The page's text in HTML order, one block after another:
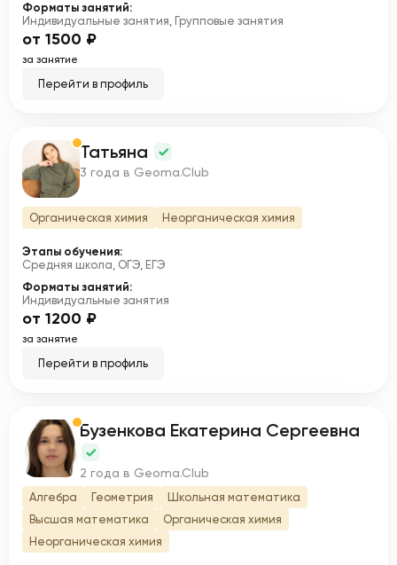
Форматы занятий:
Индивидуальные занятия, Групповые занятия
от 1500 ₽
за занятие
Перейти в профиль
Т Татьяна
3 года в Geoma.Club
Органическая химия Неорганическая химия
Этапы обучения:
Средняя школа, ОГЭ, ЕГЭ
Форматы занятий:
Индивидуальные занятия
от 1200 ₽
за занятие
Перейти в профиль
Б Бузенкова Екатерина Сергеевна
2 года в Geoma.Club
Алгебра Геометрия
Школьная математика
Высшая математика
Органическая химия
Неорганическая химия